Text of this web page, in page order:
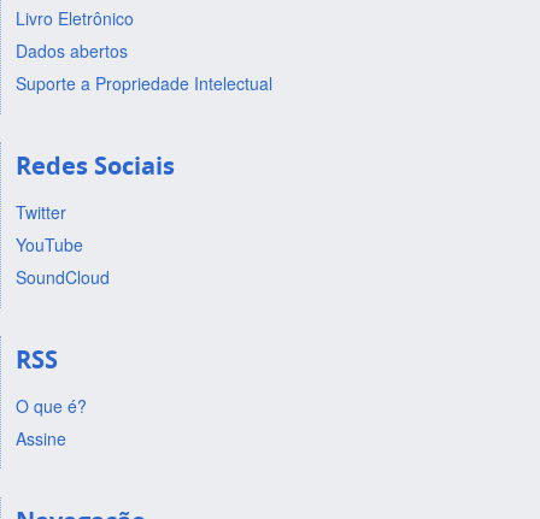
Livro Eletrônico
Dados abertos
Suporte a Propriedade Intelectual
Redes Sociais
Twitter
YouTube
SoundCloud
RSS
O que é?
Assine